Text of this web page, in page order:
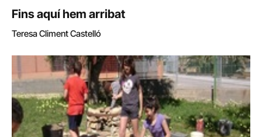
Fins aquí hem arribat
Teresa Climent Castelló